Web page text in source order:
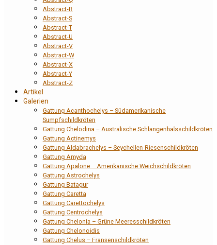
Abstract-R
Abstract-S
Abstract-T
Abstract-U
Abstract-V
Abstract-W
Abstract-X
Abstract-Y
Abstract-Z
Artikel
Galerien
Gattung Acanthochelys – Südamerikanische
Sumpfschildkröten
Gattung Chelodina – Australische Schlangenhalsschildkröten
Gattung Actinemys
Gattung Aldabrachelys – Seychellen-Riesenschildkröten
Gattung Amyda
Gattung Apalone – Amerikanische Weichschildkröten
Gattung Astrochelys
Gattung Batagur
Gattung Caretta
Gattung Carettochelys
Gattung Centrochelys
Gattung Chelonia – Grüne Meeresschildkröten
Gattung Chelonoidis
Gattung Chelus – Fransenschildkröten